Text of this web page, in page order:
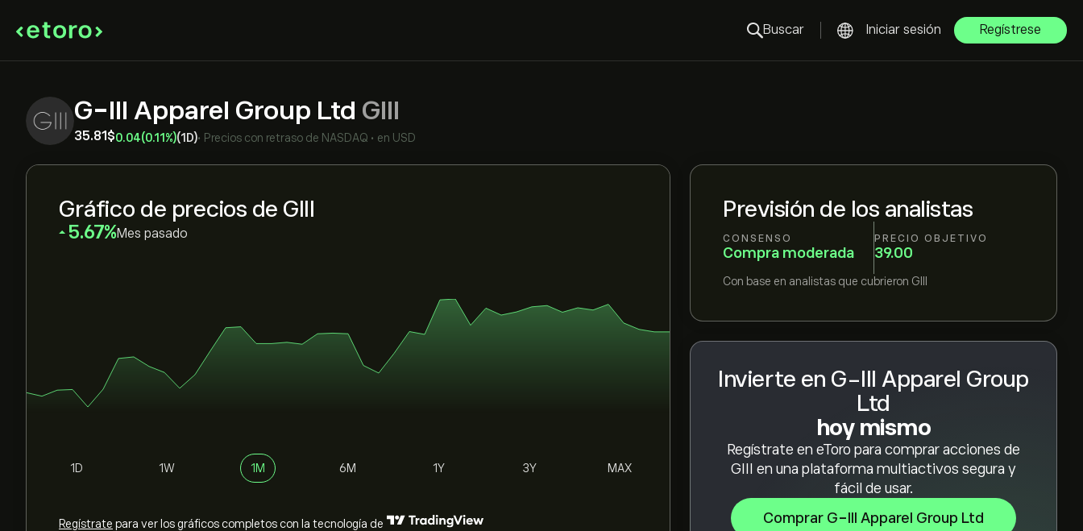
Buscar Iniciar sesión Regístrese
G-III Apparel Group Ltd GIII
35.81‎$‎0.04(0.11%)(1D)• Precios con retraso de NASDAQ • en USD
Previsión de los analistas
CONSENSO
Compra moderada
PRECIO OBJETIVO
39.00
Con base en analistas que cubrieron GIII
Invierte en G-III Apparel Group
Ltd
hoy mismo
Regístrate en eToro para comprar acciones de
GIII en una plataforma multiactivos segura y
fácil de usar.
Comprar G-III Apparel Group Ltd
Gráfico de precios de GIII
‎5.67‎ Mes pasado
1D 1W 1M 6M 1Y 3Y MAX
Regístrate para ver los gráficos completos con la tecnología de